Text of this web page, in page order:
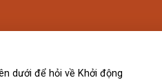
dưới để hỏi về Khởi động